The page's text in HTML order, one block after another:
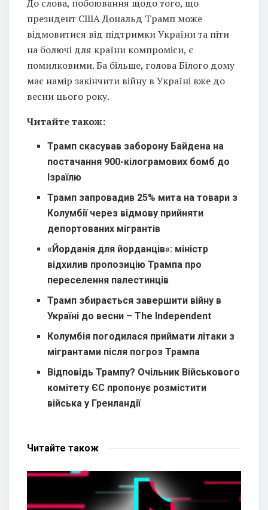
До слова, побоювання щодо того, що
президент США Дональд Трамп може
відмовитися від підтримки України та піти
на болючі для країни компроміси, є
помилковими. Ба більше, голова Білого дому
має намір закінчити війну в Україні вже до
весни цього року.
Читайте також:
Трамп скасував заборону Байдена на
постачання 900-кілограмових бомб до
Ізраїлю
Трамп запровадив 25% мита на товари з
Колумбії через відмову прийняти
депортованих мігрантів
«Йорданія для йорданців»: міністр
відхилив пропозицію Трампа про
переселення палестинців
Трамп збирається завершити війну в
Україні до весни – The Independent
Колумбія погодилася приймати літаки з
мігрантами після погроз Трампа
Відповідь Трампу? Очільник Військового
комітету ЄС пропонує розмістити
війська у Гренландії
Читайте також